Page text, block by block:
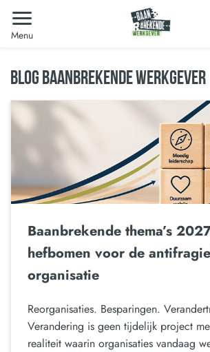
Menu
BLOG BAANBREKENDE WERKGEVER
Baanbrekende thema’s
hefbomen voor de
organisatie
Reorganisaties. Besparingen.
Verandering is geen tijdelijk project
realiteit waarin organisaties vandaag